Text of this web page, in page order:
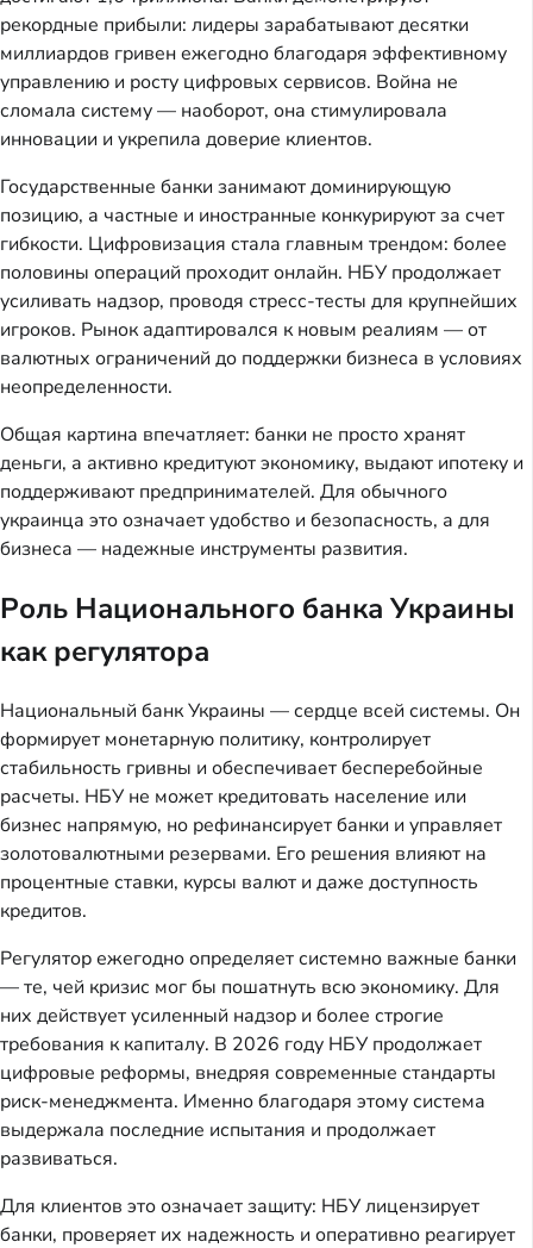
рекордные прибыли: лидеры зарабатывают десятки
миллиардов гривен ежегодно благодаря эффективному
управлению и росту цифровых сервисов. Война не
сломала систему — наоборот, она стимулировала
инновации и укрепила доверие клиентов.
Государственные банки занимают доминирующую
позицию, а частные и иностранные конкурируют за счет
гибкости. Цифровизация стала главным трендом: более
половины операций проходит онлайн. НБУ продолжает
усиливать надзор, проводя стресс-тесты для крупнейших
игроков. Рынок адаптировался к новым реалиям — от
валютных ограничений до поддержки бизнеса в условиях
неопределенности.
Общая картина впечатляет: банки не просто хранят
деньги, а активно кредитуют экономику, выдают ипотеку и
поддерживают предпринимателей. Для обычного
украинца это означает удобство и безопасность, а для
бизнеса — надежные инструменты развития.
Роль Национального банка Украины
как регулятора
Национальный банк Украины — сердце всей системы. Он
формирует монетарную политику, контролирует
стабильность гривны и обеспечивает бесперебойные
расчеты. НБУ не может кредитовать население или
бизнес напрямую, но рефинансирует банки и управляет
золотовалютными резервами. Его решения влияют на
процентные ставки, курсы валют и даже доступность
кредитов.
Регулятор ежегодно определяет системно важные банки
— те, чей кризис мог бы пошатнуть всю экономику. Для
них действует усиленный надзор и более строгие
требования к капиталу. В 2026 году НБУ продолжает
цифровые реформы, внедряя современные стандарты
риск-менеджмента. Именно благодаря этому система
выдержала последние испытания и продолжает
развиваться.
Для клиентов это означает защиту: НБУ лицензирует
банки, проверяет их надежность и оперативно реагирует